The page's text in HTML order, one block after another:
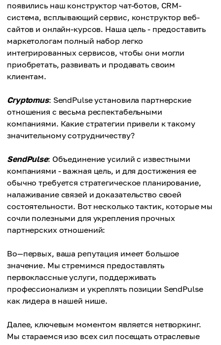
появились наш конструктор чат-ботов, CRM-
система, всплывающий сервис, конструктор веб-
сайтов и онлайн-курсов. Наша цель - предоставить
маркетологам полный набор легко
интегрированных сервисов, чтобы они могли
приобретать, развивать и продавать своим
клиентам.
Cryptomus: SendPulse установила партнерские
отношения с весьма респектабельными
компаниями. Какие стратегии привели к такому
значительному сотрудничеству?
SendPulse: Объединение усилий с известными
компаниями - важная цель, и для достижения ее
обычно требуется стратегическое планирование,
налаживание связей и доказательство своей
состоятельности. Вот несколько тактик, которые мы
сочли полезными для укрепления прочных
партнерских отношений:
Во—первых, ваша репутация имеет большое
значение. Мы стремимся предоставлять
первоклассные услуги, поддерживать
профессионализм и укреплять позиции SendPulse
как лидера в нашей нише.
Далее, ключевым моментом является нетворкинг.
Мы стараемся изо всех сил посещать отраслевые